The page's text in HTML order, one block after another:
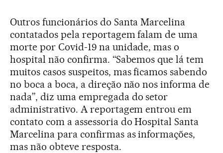
Outros funcionários do Santa Marcelina
contatados pela reportagem falam de uma
morte por Covid-19 na unidade, mas o
hospital não confirma. “Sabemos que lá tem
muitos casos suspeitos, mas ficamos sabendo
no boca a boca, a direção não nos informa de
nada”, diz uma empregada do setor
administrativo. A reportagem entrou em
contato com a assessoria do Hospital Santa
Marcelina para confirmas as informações,
mas não obteve resposta.